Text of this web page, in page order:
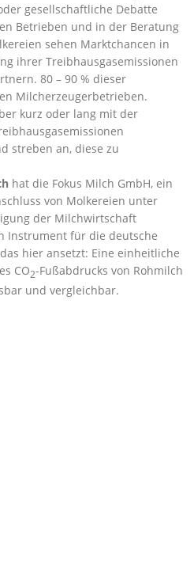
gesellschaftliche Debatte
Betrieben und in der Beratung
sehen Marktchancen in
ihrer Treibhausgasemissionen
80 – 90 % dieser
Milcherzeugerbetrieben.
kurz oder lang mit der
streben an, diese zu
hat die Fokus Milch GmbH, ein
von Molkereien unter
der Milchwirtschaft
Instrument für die deutsche
hier ansetzt: Eine einheitliche
CO2-Fußabdrucks von Rohmilch
und vergleichbar.